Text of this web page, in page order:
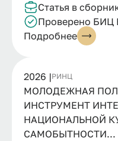
Статья в
Проверено БИЦ
Подробнее
2026 |РИНЦ
МОЛОДЕЖНАЯ
ИНСТРУМЕНТ
НАЦИОНАЛЬНОЙ
САМОБЫТНОСТИ...